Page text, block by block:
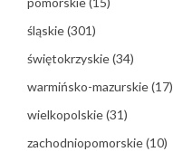
śląskie(301)
świętokrzyskie(34)
warmińsko-mazurskie(17)
wielkopolskie(31)
zachodniopomorskie(10)